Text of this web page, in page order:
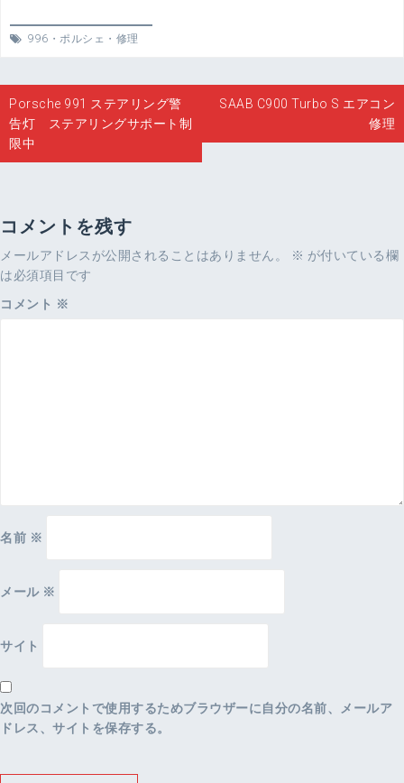
996 ・ ポルシェ ・ 修理
投
稿
ナ
ビ
シ
ョ
ン
Porsche 991 ステアリング警
告灯 ステアリングサポート制
限中
SAAB C900 Turbo S エアコン
修理
コメントを残す
メールアドレスが公開されることはありません。 ※ が付いている欄
は必須項目です
コメント ※
名前 ※
メール ※
サイト
次回のコメントで使用するためブラウザーに自分の名前、メールア
ドレス、サイトを保存する。